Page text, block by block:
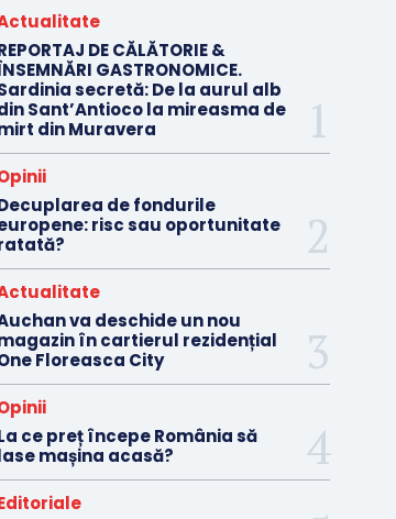
DE CĂLĂTORIE &
GASTRONOMICE.
secretă: De la aurul alb
Sant’Antioco la mireasma de
din Muravera
de fondurile
risc sau oportunitate
va deschide un nou
în cartierul rezidențial
Floreasca City
ce preț începe România să
mașina acasă?